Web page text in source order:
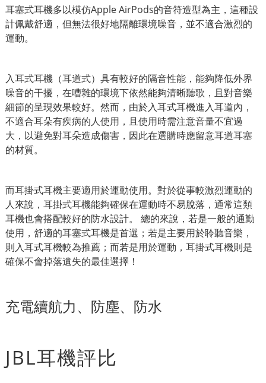
耳塞式耳機多以模仿Apple AirPods的音符造型為主，這種設
計佩戴舒適，但無法很好地隔離環境噪音，並不適合激烈的
運動。
入耳式耳機（耳道式）具有較好的隔音性能，能夠降低外界
噪音的干擾，在嘈雜的環境下依然能夠清晰聽歌，且對音樂
細節的呈現效果較好。然而，由於入耳式耳機進入耳道內，
不適合耳朵有疾病的人使用，且使用時需注意音量不宜過
大，以避免對耳朵造成傷害，因此在選購時應留意耳道耳塞
的材質。
而耳掛式耳機主要適用於運動使用。對於從事較激烈運動的
人來說，耳掛式耳機能夠確保在運動時不易脫落，通常這類
耳機也會搭配較好的防水設計。 總的來說，若是一般的通勤
使用，舒適的耳塞式耳機是首選；若是主要用於聆聽音樂，
則入耳式耳機較為推薦；而若是用於運動，耳掛式耳機則是
確保不會掉落遺失的最佳選擇！
充電續航力、防塵、防水
JBL耳機評比